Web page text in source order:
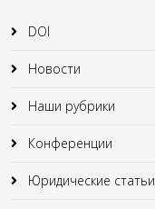
DOI
Новости
Наши рубрики
Конференции
Юридические статьи